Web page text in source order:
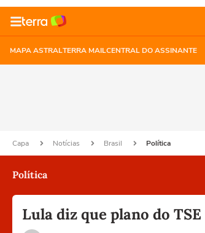
MAPA ASTRALTERRA MAILCENTRAL DO ASSINANTE
Capa Notícias Brasil Política
Política
Lula diz que plano do